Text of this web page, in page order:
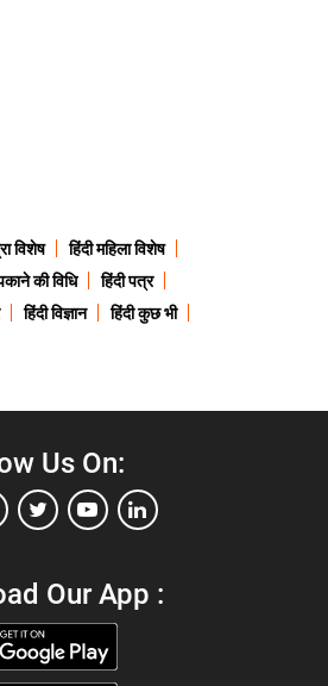
विशेष
हिंदी महिला विशेष
की विधि
हिंदी पत्र
हिंदी विज्ञान
हिंदी कुछ भी
Us On:
Our App :